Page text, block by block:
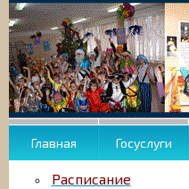
Главная Госуслуги
Расписание